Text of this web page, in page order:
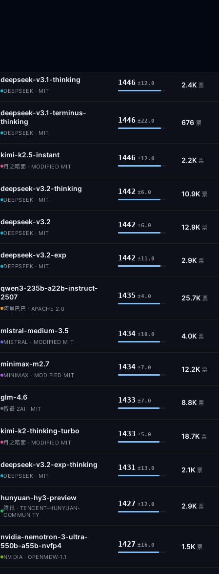
deepseek-v3.1-thinking
DEEPSEEK · MIT
1446 ±12.0 2.4K 票
deepseek-v3.1-terminus-
thinking
DEEPSEEK · MIT
1446 ±22.0 676 票
kimi-k2.5-instant
月之暗面 · MODIFIED MIT
1446 ±12.0 2.2K 票
deepseek-v3.2-thinking
DEEPSEEK · MIT
1442 ±6.0 10.9K 票
deepseek-v3.2
DEEPSEEK · MIT
1442 ±6.0 12.9K 票
deepseek-v3.2-exp
DEEPSEEK · MIT
1442 ±11.0 2.9K 票
qwen3-235b-a22b-instruct-
2507
阿里巴巴 · APACHE 2.0
1435 ±4.0 25.7K 票
mistral-medium-3.5
MISTRAL · MODIFIED MIT
1434 ±10.0 4.0K 票
minimax-m2.7
MINIMAX · MODIFIED MIT
1434 ±7.0 12.2K 票
glm-4.6
智谱 ZAI · MIT
1433 ±7.0 8.8K 票
kimi-k2-thinking-turbo
月之暗面 · MODIFIED MIT
1433 ±5.0 18.7K 票
deepseek-v3.2-exp-thinking
DEEPSEEK · MIT
1431 ±13.0 2.1K 票
hunyuan-hy3-preview
腾讯 · TENCENT-HUNYUAN-
COMMUNITY
1427 ±12.0 2.9K 票
nvidia-nemotron-3-ultra-
550b-a55b-nvfp4
NVIDIA · OPENMDW-1.1
1427 ±16.0 1.5K 票